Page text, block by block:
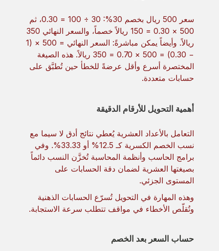
سعر 500 ريال بخصم 30%: 30 ÷ 100 = 0.30، ثم
500 × 0.30 = 150 ريالاً خصماً، والسعر النهائي 350
ريالاً. وأيضاً يمكن مباشرةً: السعر النهائي = 500 × (1
− 0.30) = 500 × 0.70 = 350 ريالاً. هذه الصيغة
المختصرة أسرع وأقل عرضةً للخطأ حين تُطبَّق على
حسابات متعددة.
أهمية التحويل للأرقام الدقيقة
التعامل بالأعداد العشرية يُعطي نتائج أدق لا سيما مع
نسب الخصم الكسرية كـ 12.5% أو 33.33%. وفي
برامج الحاسب وأنظمة المحاسبة تُخزَّن النسب دائماً
بصيغتها العشرية لضمان دقة الحسابات على
المستوى الجزئي.
وهذه المهارة في التحويل تُسرّع الحسابات الذهنية
وتُقلّص الأخطاء في مواقف تتطلب سرعة الاستجابة.
حساب السعر بعد الخصم